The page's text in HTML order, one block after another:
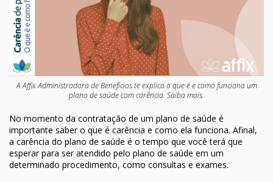
A Affix Administradora de Benefícios te explica o que é e como funciona um
plano de saúde com carência. Saiba mais.
No momento da contratação de um plano de saúde é
importante saber o que é carência e como ela funciona. Afinal,
a carência do plano de saúde é o tempo que você terá que
esperar para ser atendido pelo plano de saúde em um
determinado procedimento, como consultas e exames.